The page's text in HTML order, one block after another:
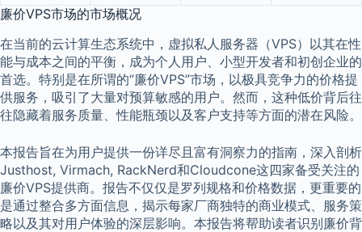
廉价VPS市场的市场概况
在当前的云计算生态系统中，虚拟私人服务器（VPS）以其在性
能与成本之间的平衡，成为个人用户、小型开发者和初创企业的
首选。特别是在所谓的“廉价VPS”市场，以极具竞争力的价格提
供服务，吸引了大量对预算敏感的用户。然而，这种低价背后往
往隐藏着服务质量、性能瓶颈以及客户支持等方面的潜在风险。
本报告旨在为用户提供一份详尽且富有洞察力的指南，深入剖析
Justhost, Virmach, RackNerd和Cloudcone这四家备受关注的
廉价VPS提供商。报告不仅仅是罗列规格和价格数据，更重要的
是通过整合多方面信息，揭示每家厂商独特的商业模式、服务策
略以及其对用户体验的深层影响。本报告将帮助读者识别廉价背